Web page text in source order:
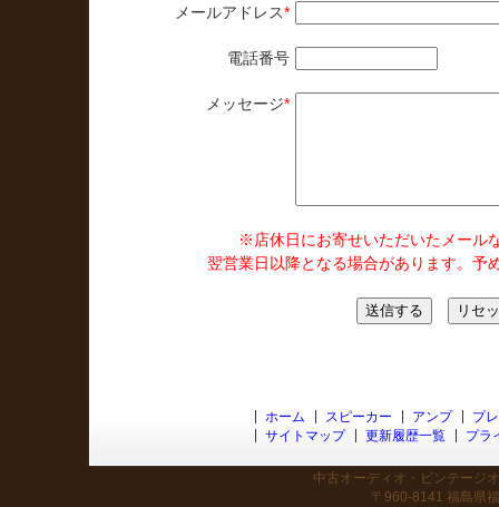
メールアドレス*
電話番号
メッセージ*
※店休日にお寄せいただいたメール
翌営業日以降となる場合があります。予
ホーム スピーカー アンプ
プ
サイトマップ
更新履歴一覧 プラ
中古オーディオ・ビンテージ
〒960-8141 福島県